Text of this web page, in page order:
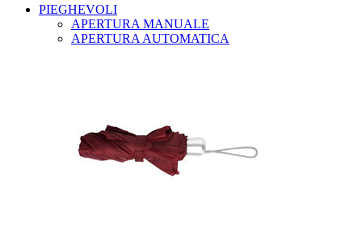
PIEGHEVOLI
APERTURA MANUALE
APERTURA AUTOMATICA